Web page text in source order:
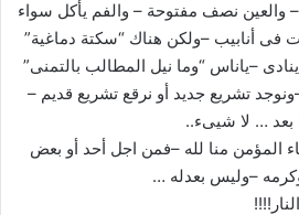
والعين نصف مفتوحة – والفم يأكل سواء
فى أنابيب –ولكن هناك “سكتة دماغية”
–ياناس “وما نيل المطالب بالتمنى”
تشريع جديد أو نرقع تشريع قديم –
بعد … لا شيىء..
المؤمن منا لله –فمن اجل أحد أو بعض
–وليس بعدله …